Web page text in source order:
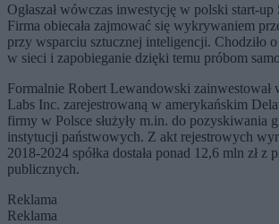
Ogłaszał wówczas inwestycję w polski start-up
Firma obiecała zajmować się wykrywaniem
przy wsparciu sztucznej inteligencji. Chodziło
w sieci i zapobieganie dzięki temu próbom
Formalnie Robert Lewandowski zainwestował
Labs Inc. zarejestrowaną w amerykańskim
firmy w Polsce służyły m.in. do pozyskiwania
instytucji państwowych. Z akt rejestrowych
2018-2024 spółka dostała ponad 12,6 mln zł z
publicznych.
Reklama
Reklama